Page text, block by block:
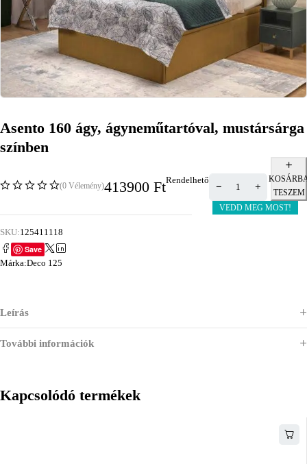
Asento 160 ágy, ágyneműtartóval, mustársárga
színben
(0 Vélemény)413900 FtRendelhető
TESZEM
VEDD MEG MOST!
SKU:125411118
Save
Márka:Deco 125
Leírás
További információk
Kapcsolódó termékek